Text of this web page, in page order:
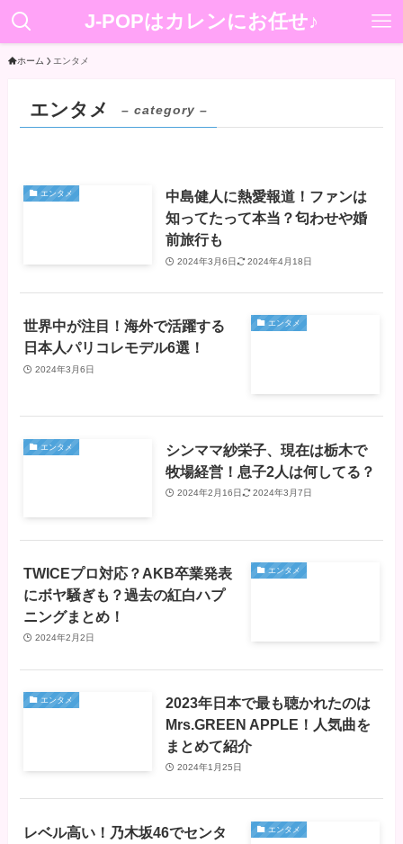
J-POPはカレンにお任せ♪
ホーム エンタメ
エンタメ – category –
エンタメ
中島健人に熱愛報道！ファンは
知ってたって本当？匂わせや婚
前旅行も
2024年3月6日 2024年4月18日
エンタメ
世界中が注目！海外で活躍する
日本人パリコレモデル6選！
2024年3月6日
エンタメ
シンママ紗栄子、現在は栃木で
牧場経営！息子2人は何してる？
2024年2月16日 2024年3月7日
エンタメ
TWICEプロ対応？AKB卒業発表
にボヤ騒ぎも？過去の紅白ハプ
ニングまとめ！
2024年2月2日
エンタメ
2023年日本で最も聴かれたのは
Mrs.GREEN APPLE！人気曲を
まとめて紹介
2024年1月25日
エンタメ
レベル高い！乃木坂46でセンタ